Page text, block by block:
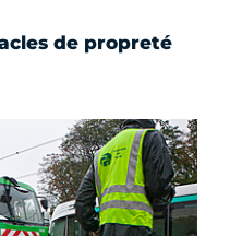
de propreté